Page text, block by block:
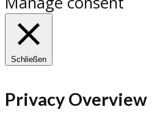
Schließen
Privacy Overview